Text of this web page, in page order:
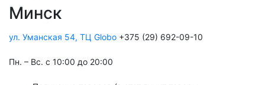
Минск
ул. Уманская 54, ТЦ Globo +375 (29) 692-09-10
Пн. – Вс. с 10:00 до 20:00